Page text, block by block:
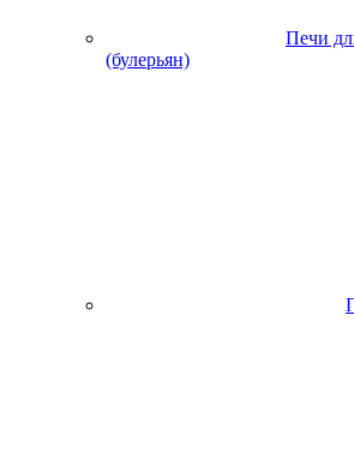
Печи
(булерьян)